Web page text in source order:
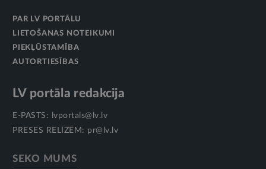
PAR LV PORTĀLU
LIETOŠANAS NOTEIKUMI
PIEKĻŪSTAMĪBA
AUTORTIESĪBAS
LV portāla redakcija
E-PASTS:
lvportals@lv.lv
PRESES RELĪZĒM: pr@lv.lv
SEKO MUMS